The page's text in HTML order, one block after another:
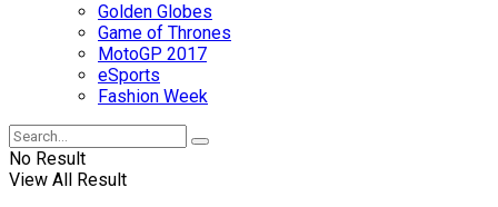
Golden Globes
Game of Thrones
MotoGP 2017
eSports
Fashion Week
No Result
View All Result